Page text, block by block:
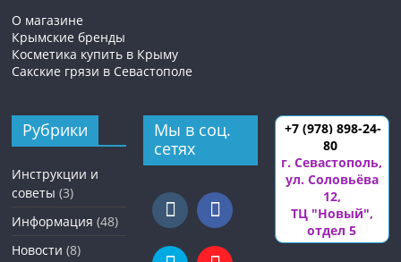
О магазине
Крымские бренды
Косметика купить в Крыму
Сакские грязи в Севастополе
Рубрики
Инструкции и
советы (3)
Информация (48)
Новости (8)
Мы в соц.
сетях
+7 (978) 898-24-
80
г. Севастополь,
ул. Соловьёва
12,
ТЦ "Новый",
отдел 5